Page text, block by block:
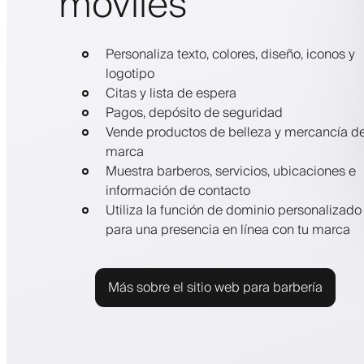
Personaliza texto, colores, diseño, iconos y
logotipo
Citas y lista de espera
Pagos, depósito de seguridad
Vende productos de belleza y mercancía
marca
Muestra barberos, servicios, ubicaciones e
información de contacto
Utiliza la función de dominio personalizado
para una presencia en línea con tu marca
Más sobre el sitio web para barbería